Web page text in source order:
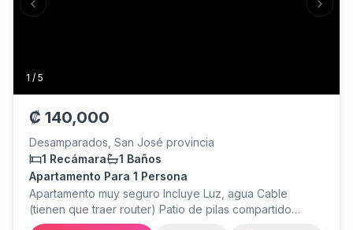
1 / 5
Previous slide Next
₡ 140,000
Desamparados, San José provincia
1 Recámara
1 Baños
Apartamento Para 1 Persona
Apartamento muy seguro Incluye Luz, agua Cable
(tienen que traer router) Patio de pilas compartido
Contacto: Damas de Desamparados 100 sur 100 oeste